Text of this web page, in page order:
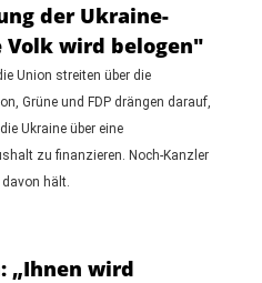
der Ukraine-
Volk wird belogen"
Union streiten über die
Grüne und FDP drängen darauf,
Ukraine über eine
zu finanzieren. Noch-Kanzler
hält.
„Ihnen wird